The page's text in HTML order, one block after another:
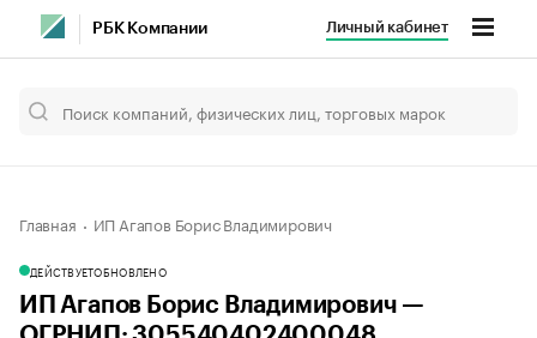
РБК Компании Личный кабинет
Главная ИП Агапов Борис Владимирович
ДЕЙСТВУЕТОБНОВЛЕНО
ИП Агапов Борис Владимирович —